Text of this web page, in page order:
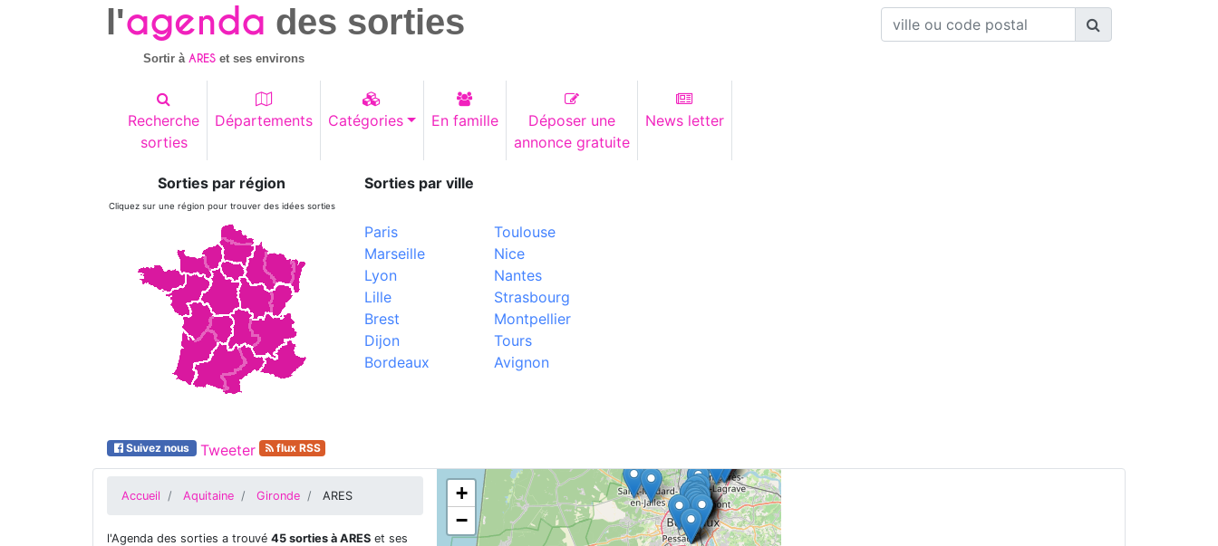
l'agenda des sorties
Sortir àARES et ses environs
Recherche
sorties
Départements Catégories En famille
Déposer une
annonce gratuite
News letter
Sorties par région
Cliquez sur une région pour trouver des idées sorties
Sorties par ville
Paris
Marseille
Lyon
Lille
Brest
Dijon
Bordeaux
Toulouse
Nice
Nantes
Strasbourg
Montpellier
Tours
Avignon
Suivez nous Tweeter flux RSS
Accueil Aquitaine Gironde ARES
l'Agenda des sorties a trouvé 45 sorties à ARES et ses
+
−